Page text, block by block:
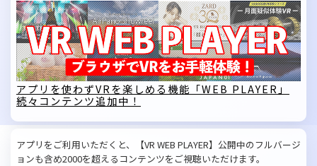
アプリを使わずVRを楽しめる機能「WEB PLAYER」
続々コンテンツ追加中！
アプリをご利用いただくと、【VR WEB PLAYER】公開中のフルバージ
ョンも含め2000を超えるコンテンツをご視聴いただけます。